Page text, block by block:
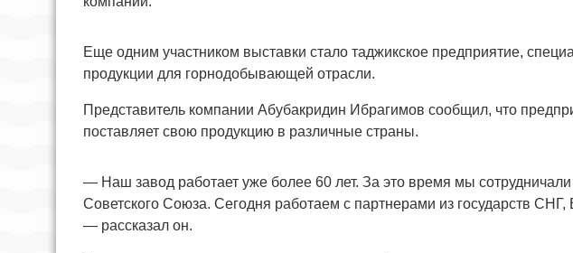
Еще одним участником выставки стало таджикское предприятие,
продукции для горнодобывающей отрасли.
Представитель компании Абубакридин Ибрагимов сообщил, что
поставляет свою продукцию в различные страны.
— Наш завод работает уже более 60 лет. За это время мы
Советского Союза. Сегодня работаем с партнерами из государств
— рассказал он.